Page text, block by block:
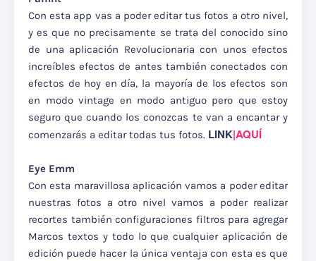
Con esta app vas a poder editar tus fotos a otro nivel,
y es que no precisamente se trata del conocido sino
de una aplicación Revolucionaria con unos efectos
increíbles efectos de antes también conectados con
efectos de hoy en día, la mayoría de los efectos son
en modo vintage en modo antiguo pero que estoy
seguro que cuando los conozcas te van a encantar y
comenzarás a editar todas tus fotos. LINK|AQUÍ
Eye Emm
Con esta maravillosa aplicación vamos a poder editar
nuestras fotos a otro nivel vamos a poder realizar
recortes también configuraciones filtros para agregar
Marcos textos y todo lo que cualquier aplicación de
edición puede hacer la única ventaja con esta es que